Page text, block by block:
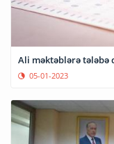
Ali məktəblərə tələbə
05-01-2023